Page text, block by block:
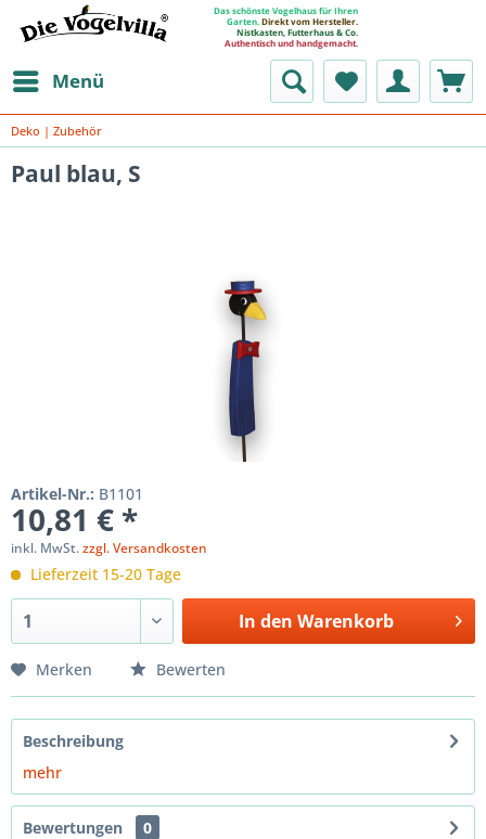
Das schönste Vogelhaus für Ihren
Garten. Direkt vom Hersteller.
Nistkasten, Futterhaus & Co.
Authentisch und handgemacht.
Menü
Deko | Zubehör
Paul blau, S
Artikel-Nr.: B1101
10,81 € *
inkl. MwSt.zzgl. Versandkosten
Lieferzeit 15-20 Tage
In den Warenkorb
Merken Bewerten
Beschreibung
mehr
Bewertungen
0